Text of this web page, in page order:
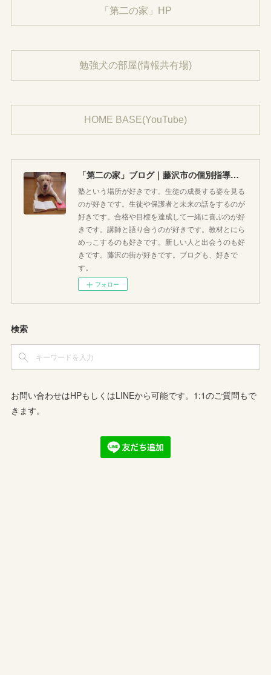
「第二の家」HP
勉強犬の部屋(情報共有場)
HOME BASE(YouTube)
「第二の家」ブログ｜藤沢市の個別指導塾のお話
塾という場所が好きです。生徒の成長する姿を見る
のが好きです。生徒や保護者と未来の話をするのが
好きです。合格や目標を達成して一緒に喜ぶのが好
きです。講師と語り合うのが好きです。教材とにら
めっこするのも好きです。新しい人と出会うのも好
きです。藤沢の街が好きです。ブログも、好きで
す。
フォロー
検索
お問い合わせはHPもしくはLINEから可能です。1:1のご質問もで
きます。